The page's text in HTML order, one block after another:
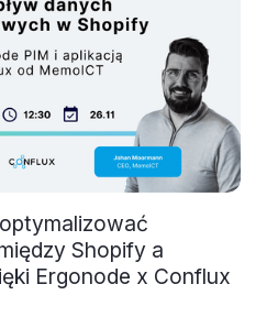
Shopify a
Ergonode x Conflux